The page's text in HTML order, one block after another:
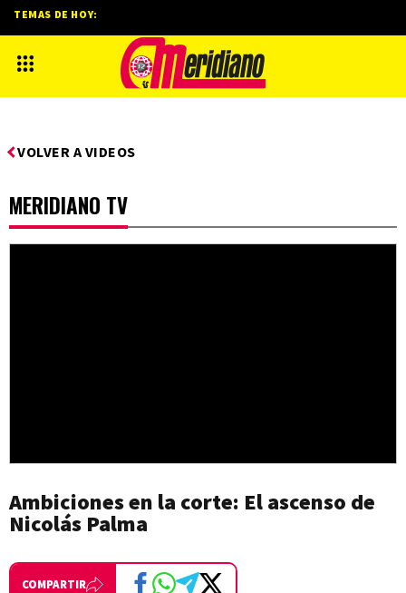
VOLVER A VIDEOS
MERIDIANO TV
Ambiciones en la corte: El ascenso de
Nicolás Palma
COMPARTIR
TEMAS DE HOY: